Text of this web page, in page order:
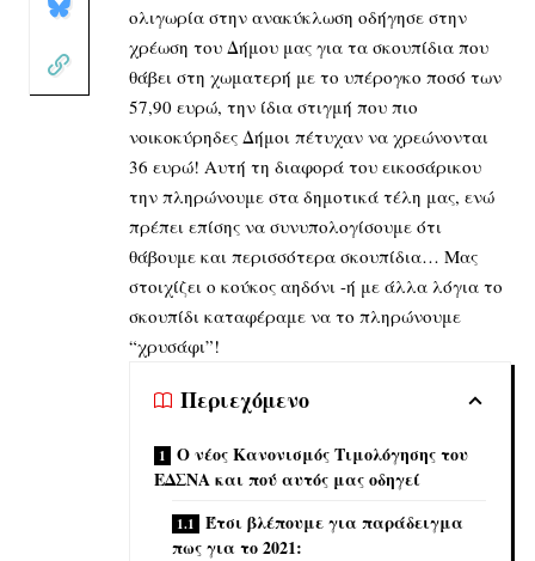
ολιγωρία στην ανακύκλωση οδήγησε στην
χρέωση του Δήμου μας για τα σκουπίδια που
θάβει στη χωματερή με το υπέρογκο ποσό των
57,90 ευρώ, την ίδια στιγμή που πιο
νοικοκύρηδες Δήμοι πέτυχαν να χρεώνονται
36 ευρώ! Αυτή τη διαφορά του εικοσάρικου
την πληρώνουμε στα δημοτικά τέλη μας, ενώ
πρέπει επίσης να συνυπολογίσουμε ότι
θάβουμε και περισσότερα σκουπίδια… Μας
στοιχίζει ο κούκος αηδόνι -ή με άλλα λόγια το
σκουπίδι καταφέραμε να το πληρώνουμε
“χρυσάφι”!
Περιεχόμενο
Ο νέος Κανονισμός Τιμολόγησης του
ΕΔΣΝΑ και πού αυτός μας οδηγεί
Έτσι βλέπουμε για παράδειγμα
πως για το 2021: